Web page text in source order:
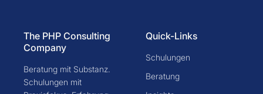
The PHP Consulting
Company
Beratung mit Substanz.
Schulungen mit
Quick-Links
Schulungen
Beratung